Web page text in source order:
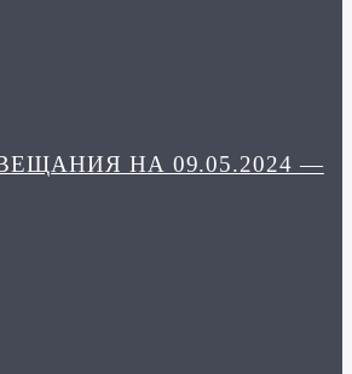
НА 09.05.2024 —